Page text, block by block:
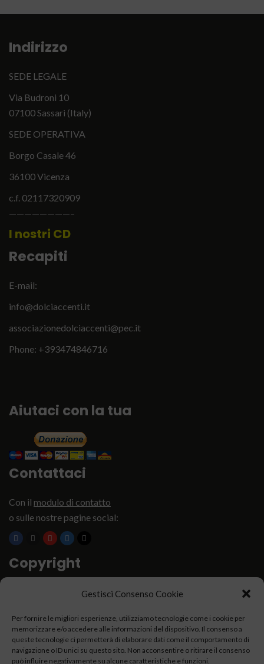
Gestisci Consenso Cookie
Per fornire le migliori esperienze, utilizziamo tecnologie come i cookie per
memorizzare e/o accedere alle informazioni del dispositivo. Il consenso a
queste tecnologie ci permetterà di elaborare dati come il comportamento di
navigazione o ID unici su questo sito. Non acconsentire o ritirare il consenso
può influire negativamente su alcune caratteristiche e funzioni.
Indirizzo
SEDE LEGALE
Via Budroni 10
07100 Sassari (Italy)
SEDE OPERATIVA
Borgo Casale 46
36100 Vicenza
c.f. 02117320909
————————–
I nostri CD
Recapiti
E-mail:
info@dolciaccenti.it
associazionedolciaccenti@pec.it
Phone: +393474846716
Aiutaci con la tua
Contattaci
Con il modulo di contatto
o sulle nostre pagine social:
Copyright
Associazione Dolci Accenti © 2016. All Rights Reserved.
----------
English